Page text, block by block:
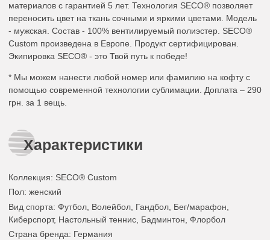
материалов с гарантией 5 лет. Технология SECO® позволяет
переносить цвет на ткань сочными и яркими цветами. Модель
- мужская. Состав - 100% вентилируемый полиэстер. SECO®
Custom произведена в Европе. Продукт сертифицирован.
Экипировка SECO® - это Твой путь к победе!
* Мы можем нанести любой номер или фамилию на кофту с
помощью современной технологии сублимации. Доплата – 290
грн. за 1 вещь.
Характеристики
Коллекция: SECO® Custom
Пол: женский
Вид спорта: Футбол, Волейбол, Гандбол, Бег/марафон,
Киберспорт, Настольный теннис, Бадминтон, Флорбол
Страна бренда: Германия